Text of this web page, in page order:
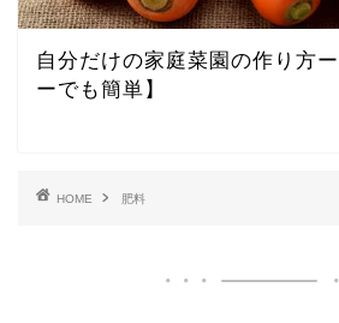
自分だけの家庭菜園の作り方
ーでも簡単】
HOME 肥料